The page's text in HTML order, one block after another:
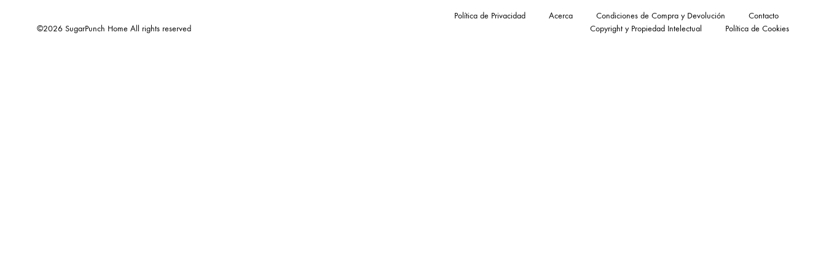
©2026 SugarPunch Home All rights reserved
Política de Privacidad Acerca Condiciones de Compra y Devolución
Contacto
Copyright y Propiedad Intelectual
Política de Cookies